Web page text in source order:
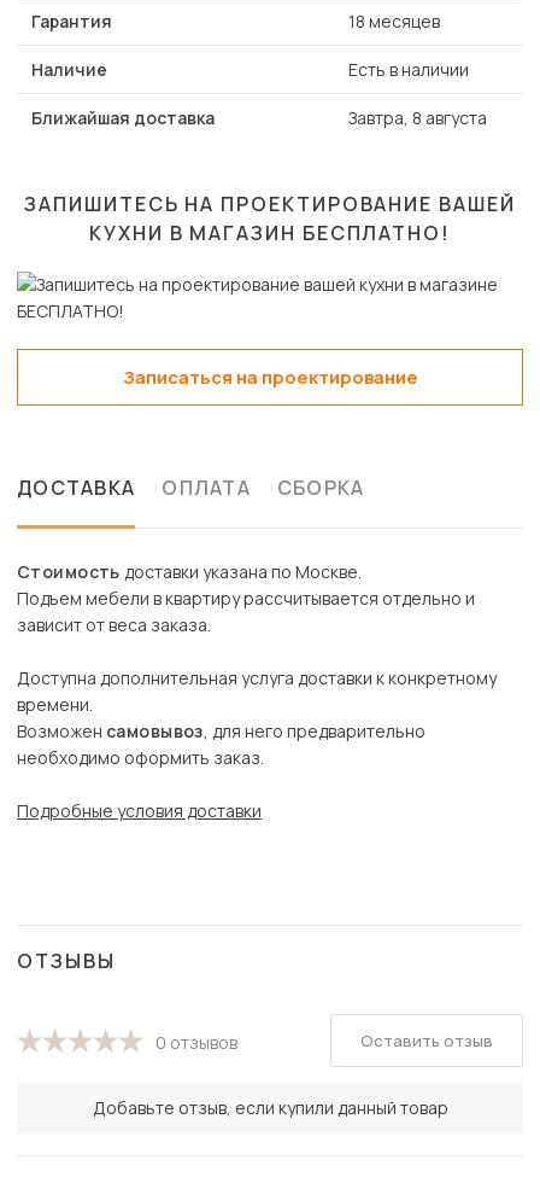
Гарантия 18 месяцев
Наличие Есть в наличии
Ближайшая доставка Завтра, 8 августа
ЗАПИШИТЕСЬ НА ПРОЕКТИРОВАНИЕ ВАШЕЙ
КУХНИ В МАГАЗИН БЕСПЛАТНО!
Записаться на проектирование
ДОСТАВКА ОПЛАТА СБОРКА
Стоимость доставки указана по Москве.
Подъем мебели в квартиру рассчитывается отдельно и
зависит от веса заказа.
Доступна дополнительная услуга доставки к конкретному
времени.
Возможен самовывоз, для него предварительно
необходимо оформить заказ.
Подробные условия доставки
ОТЗЫВЫ
0 отзывов
Добавьте отзыв, если купили данный товар
Оставить отзыв